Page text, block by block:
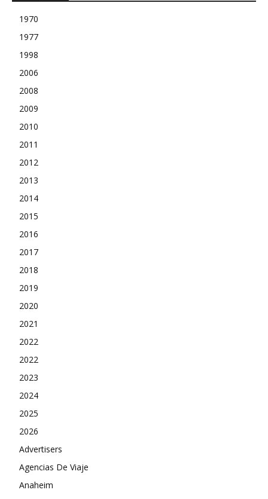
1970
1977
1998
2006
2008
2009
2010
2011
2012
2013
2014
2015
2016
2017
2018
2019
2020
2021
2022
2022
2023
2024
2025
2026
Advertisers
Agencias De Viaje
Anaheim